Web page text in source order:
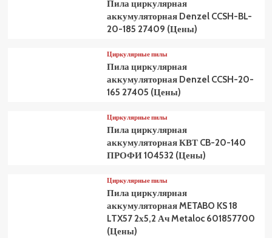
Пила циркулярная
аккумуляторная Denzel CCSH-BL-
20-185 27409 (Цены)
Циркулярные пилы
Пила циркулярная
аккумуляторная Denzel CCSH-20-
165 27405 (Цены)
Циркулярные пилы
Пила циркулярная
аккумуляторная КВТ CB-20-140
ПРОФИ 104532 (Цены)
Циркулярные пилы
Пила циркулярная
аккумуляторная METABO KS 18
LTX57 2х5,2 Ач Metaloc 601857700
(Цены)